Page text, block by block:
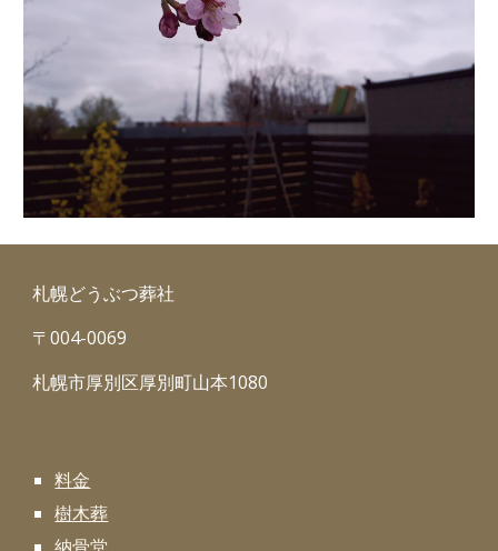
札幌どうぶつ葬社
〒004-0069
札幌市厚別区厚別町山本1080
料金
樹木葬